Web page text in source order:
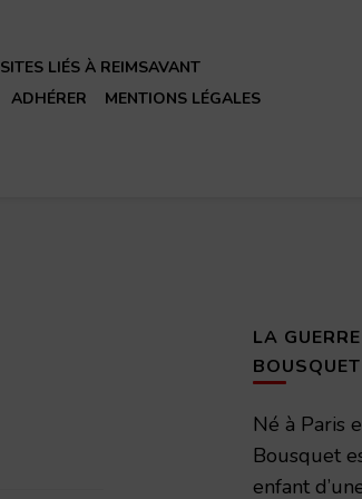
SITES LIÉS À REIMSAVANT
ADHÉRER
MENTIONS LÉGALES
LA
BOUSQUET
Né à Paris
Bousquet
enfant